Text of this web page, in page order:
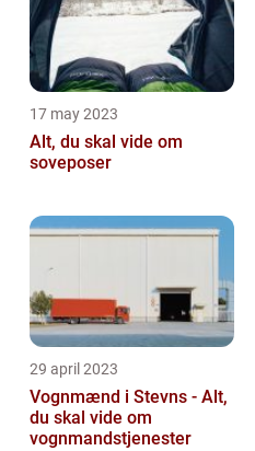
17 may 2023
Alt, du skal vide om
soveposer
29 april 2023
Vognmænd i Stevns - Alt,
du skal vide om
vognmandstjenester